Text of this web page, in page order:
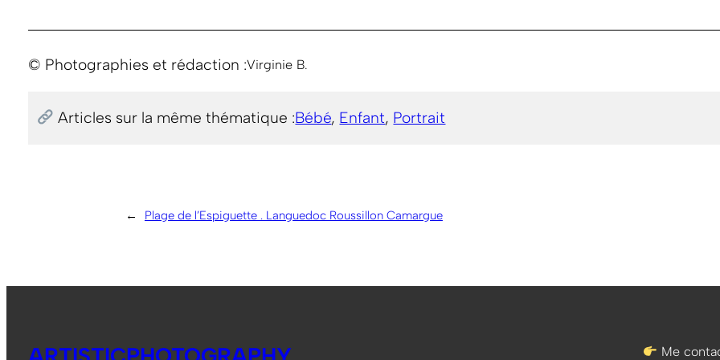
© Photographies et rédaction :Virginie B.
Articles sur la même thématique :Bébé, Enfant, Portrait
← Plage de l’Espiguette . Languedoc Roussillon Camargue
Me